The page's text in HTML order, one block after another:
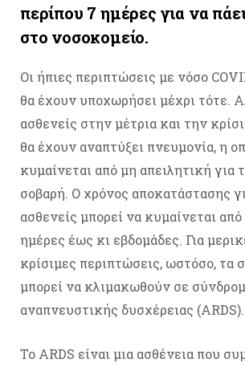
περίπου 7 ημέρες για να
στο νοσοκομείο.
Οι ήπιες περιπτώσεις με νόσο
θα έχουν υποχωρήσει μέχρι τότε.
ασθενείς στην μέτρια και την
θα έχουν αναπτύξει πνευμονία, η
κυμαίνεται από μη απειλητική για
σοβαρή. Ο χρόνος αποκατάστασης
ασθενείς μπορεί να κυμαίνεται
ημέρες έως κι εβδομάδες. Για
κρίσιμες περιπτώσεις, ωστόσο, τα
μπορεί να κλιμακωθούν σε
αναπνευστικής δυσχέρειας (ARDS).
Το ARDS είναι μια ασθένεια που